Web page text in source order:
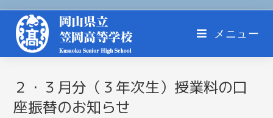
メニュー
２・３月分（３年次生）授業料の口
座振替のお知らせ